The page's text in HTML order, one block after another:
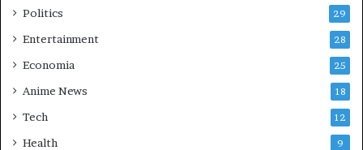
Politics 29
Entertainment 28
Economia 25
Anime News 18
Tech 12
Health 9